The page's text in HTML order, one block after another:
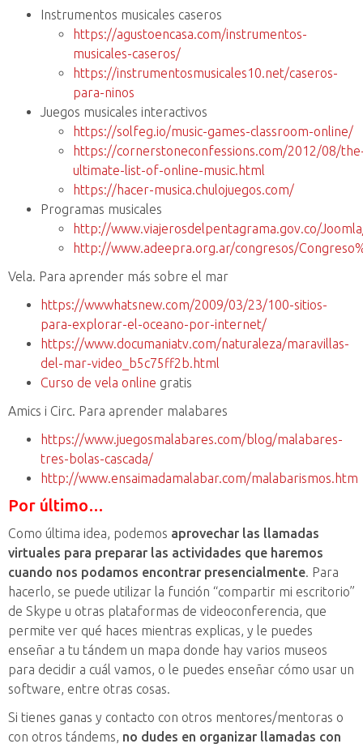
Instrumentos musicales caseros
https://agustoencasa.com/instrumentos-
musicales-caseros/
https://instrumentosmusicales10.net/caseros-
para-ninos
Juegos musicales interactivos
https://solfeg.io/music-games-classroom-online/
https://cornerstoneconfessions.com/2012/08/
ultimate-list-of-online-music.html
https://hacer-musica.chulojuegos.com/
Programas musicales
http://www.viajerosdelpentagrama.gov.co/
http://www.adeepra.org.ar/congresos/
Vela. Para aprender más sobre el mar
https://wwwhatsnew.com/2009/03/23/100-sitios-
para-explorar-el-oceano-por-internet/
https://www.documaniatv.com/naturaleza/maravillas-
del-mar-video_b5c75ff2b.html
Curso de vela online gratis
Amics i Circ. Para aprender malabares
https://www.juegosmalabares.com/blog/malabares-
tres-bolas-cascada/
http://www.ensaimadamalabar.com/malabarismos.htm
Por último…
Como última idea, podemos aprovechar las llamadas
virtuales para preparar las actividades que haremos
cuando nos podamos encontrar presencialmente. Para
hacerlo, se puede utilizar la función “compartir mi escritorio”
de Skype u otras plataformas de videoconferencia, que
permite ver qué haces mientras explicas, y le puedes
enseñar a tu tándem un mapa donde hay varios museos
para decidir a cuál vamos, o le puedes enseñar cómo usar un
software, entre otras cosas.
Si tienes ganas y contacto con otros mentores/mentoras o
con otros tándems, no dudes en organizar llamadas con